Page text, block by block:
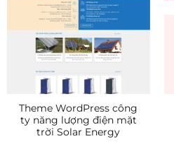
Theme WordPress công
ty năng lượng điện mặt
trời Solar Energy